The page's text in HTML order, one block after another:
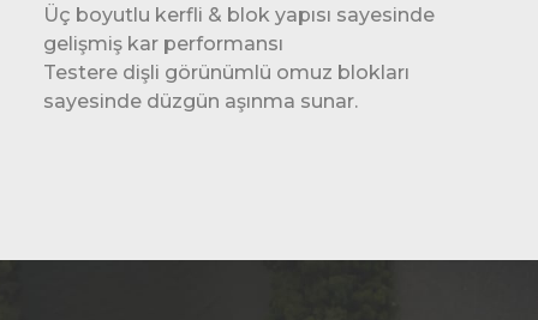
Üç boyutlu kerfli & blok yapısı sayesinde
gelişmiş kar performansı
Testere dişli görünümlü omuz blokları
sayesinde düzgün aşınma sunar.